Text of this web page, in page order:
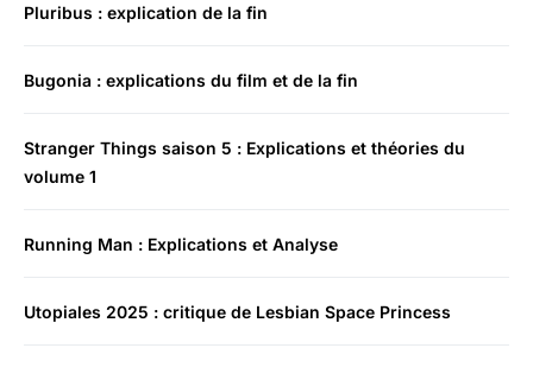
Pluribus : explication de la fin
Bugonia : explications du film et de la fin
Stranger Things saison 5 : Explications et théories du
volume 1
Running Man : Explications et Analyse
Utopiales 2025 : critique de Lesbian Space Princess